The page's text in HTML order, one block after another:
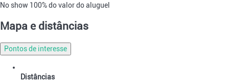
No show 100% do valor do aluguel
Mapa e distâncias
Pontos de interesse
Distâncias